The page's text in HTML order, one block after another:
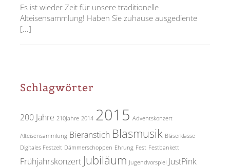
Es ist wieder Zeit für unsere traditionelle
Alteisensammlung! Haben Sie zuhause ausgediente
[...]
Schlagwörter
200 Jahre 210Jahre 2014 2015 Adventskonzert
Alteisensammlung Bieranstich Blasmusik Bläserklasse
Digitales Festzelt Dämmerschoppen Ehrung Fest Festbankett
Frühjahrskonzert Jubiläum Jugendvorspiel JustPink